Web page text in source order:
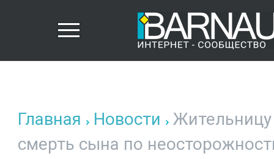
Главная Новости Жительницу
смерть сына по